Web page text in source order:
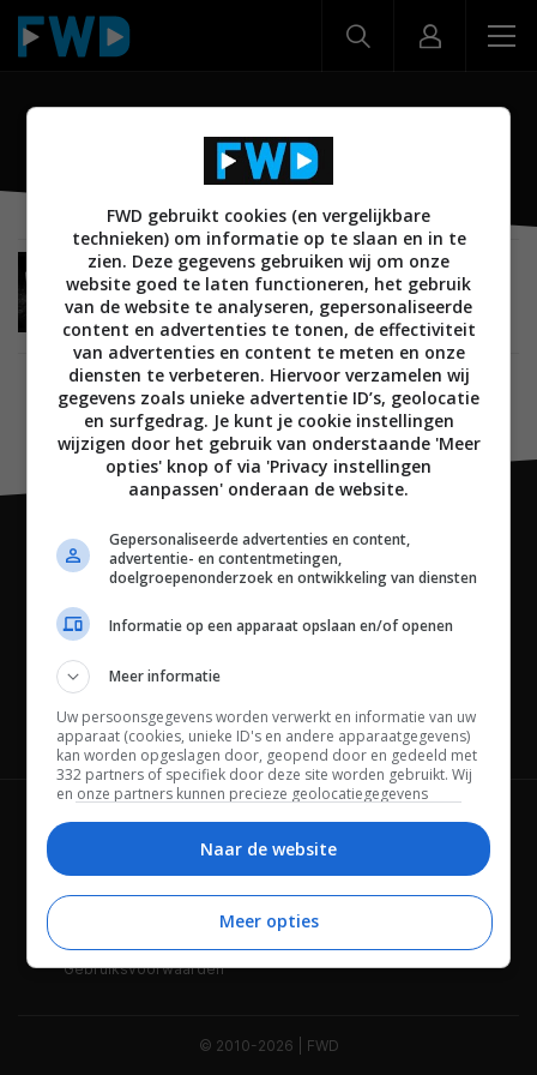
RoboVac X8 Hybrid
NIEUWS SMARTHOME
VEILIGHEID EN BEVEILIGING
18 MEI 2022
Eufy lanceert RoboVac X8 Hybrid
robotstofzuiger met Twin Turbine-technologie
Channels
Wie is FWD Privacybeleid
Adverteren Contact
Gebruiksvoorwaarden
© 2010-2026 | FWD
FWD gebruikt cookies (en vergelijkbare
technieken) om informatie op te slaan en in te
zien. Deze gegevens gebruiken wij om onze
website goed te laten functioneren, het gebruik
van de website te analyseren, gepersonaliseerde
content en advertenties te tonen, de effectiviteit
van advertenties en content te meten en onze
diensten te verbeteren. Hiervoor verzamelen wij
gegevens zoals unieke advertentie ID’s, geolocatie
en surfgedrag. Je kunt je cookie instellingen
wijzigen door het gebruik van onderstaande 'Meer
opties' knop of via 'Privacy instellingen
aanpassen' onderaan de website.
Gepersonaliseerde advertenties en content,
advertentie- en contentmetingen,
doelgroepenonderzoek en ontwikkeling van diensten
Informatie op een apparaat opslaan en/of openen
Meer informatie
Uw persoonsgegevens worden verwerkt en informatie van uw
apparaat (cookies, unieke ID's en andere apparaatgegevens)
kan worden opgeslagen door, geopend door en gedeeld met
332 partners of specifiek door deze site worden gebruikt. Wij
en onze partners kunnen precieze geolocatiegegevens
Bepaalde leveranciers kunnen uw persoonsgegevens
beheren. Zoek onderaan deze pagina of in het sitemenu naar
een link om uw toestemming te beheren of in te trekken via de
privacy- en cookie-instellingen.
Naar de website
Meer opties